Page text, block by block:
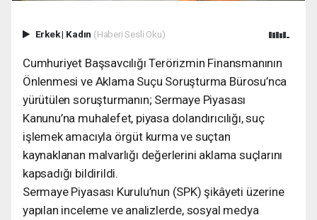
Erkek| Kadın (Haberi Sesli Oku)
Cumhuriyet Başsavcılığı Terörizmin Finansmanının
Önlenmesi ve Aklama Suçu Soruşturma Bürosu’nca
yürütülen soruşturmanın; Sermaye Piyasası
Kanunu’na muhalefet, piyasa dolandırıcılığı, suç
işlemek amacıyla örgüt kurma ve suçtan
kaynaklanan malvarlığı değerlerini aklama suçlarını
kapsadığı bildirildi.
Sermaye Piyasası Kurulu’nun (SPK) şikâyeti üzerine
yapılan inceleme ve analizlerde, sosyal medya